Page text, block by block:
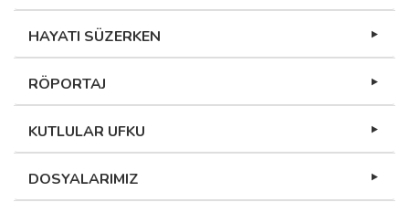
HAYATI SÜZERKEN
RÖPORTAJ
KUTLULAR UFKU
DOSYALARIMIZ